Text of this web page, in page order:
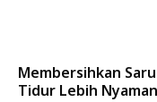
Membersihkan
Tidur Lebih